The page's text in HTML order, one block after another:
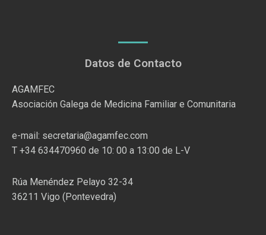
Datos de Contacto
AGAMFEC
Asociación Galega de Medicina Familiar e Comunitaria
e-mail: secretaria@agamfec.com
T +34 634470960 de 10: 00 a 13:00 de L-V
Rúa Menéndez Pelayo 32-34
36211 Vigo (Pontevedra)